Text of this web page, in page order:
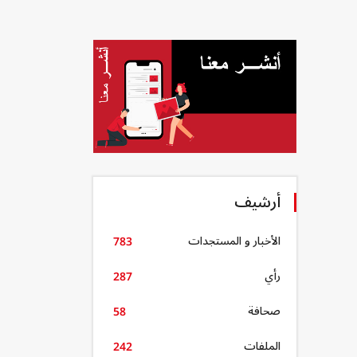
أرشيف
الأخبار و المستجدات
783
رأي
287
صحافة
58
الملفات
242